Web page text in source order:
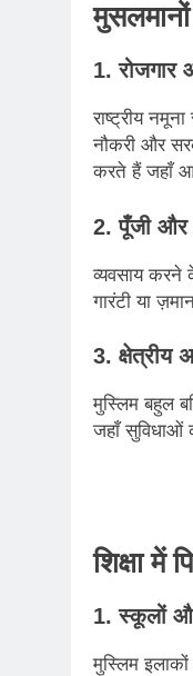
1. रोजगार
राष्ट्रीय
नौकरी और
करते हैं जहाँ
2. पूँजी और
व्यवसाय करने
गारंटी या
3. क्षेत्रीय
मुस्लिम बहुल
जहाँ सुविधाओं
शिक्षा में
1. स्कूलों
मुस्लिम